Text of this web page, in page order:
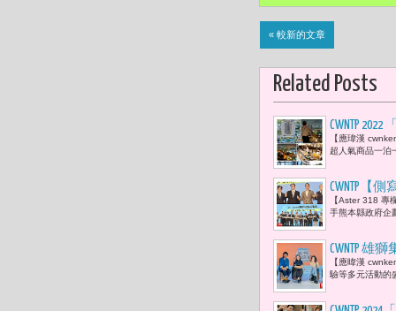
« 較新的文章
Related Posts
CWNTP
家庭房
【應瑋漢
超人氣商品一泊
CWNTP【
方創生經
【Aster 318 專
手熊本縣政府企
CWNTP 雄
【應暐漢
驗等多元活動的